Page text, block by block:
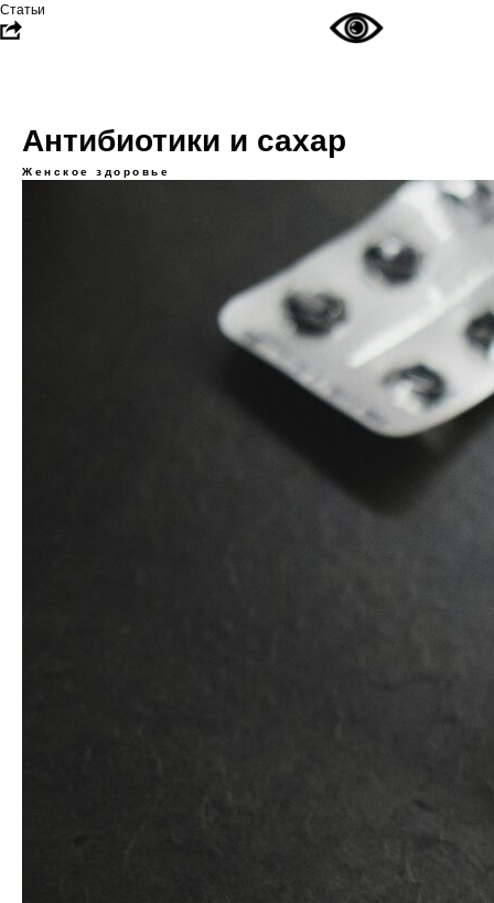
Статьи
Антибиотики и сахар
Женское здоровье